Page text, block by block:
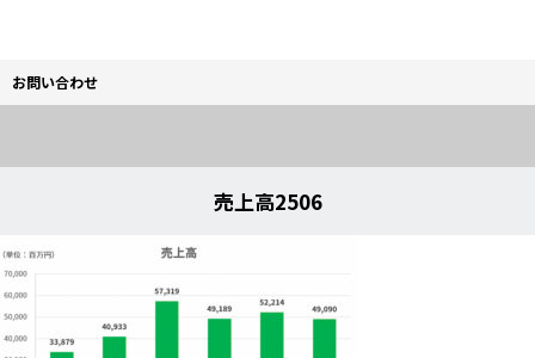
お問い合わせ
売上高2506